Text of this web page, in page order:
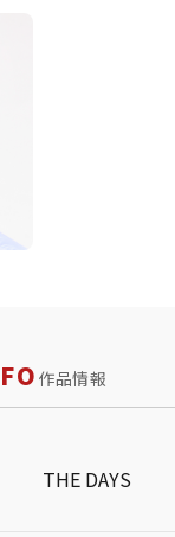
作品情報
THE DAYS